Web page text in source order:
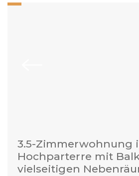
3.5-Zimmerwohnung
Hochparterre mit
vielseitigen